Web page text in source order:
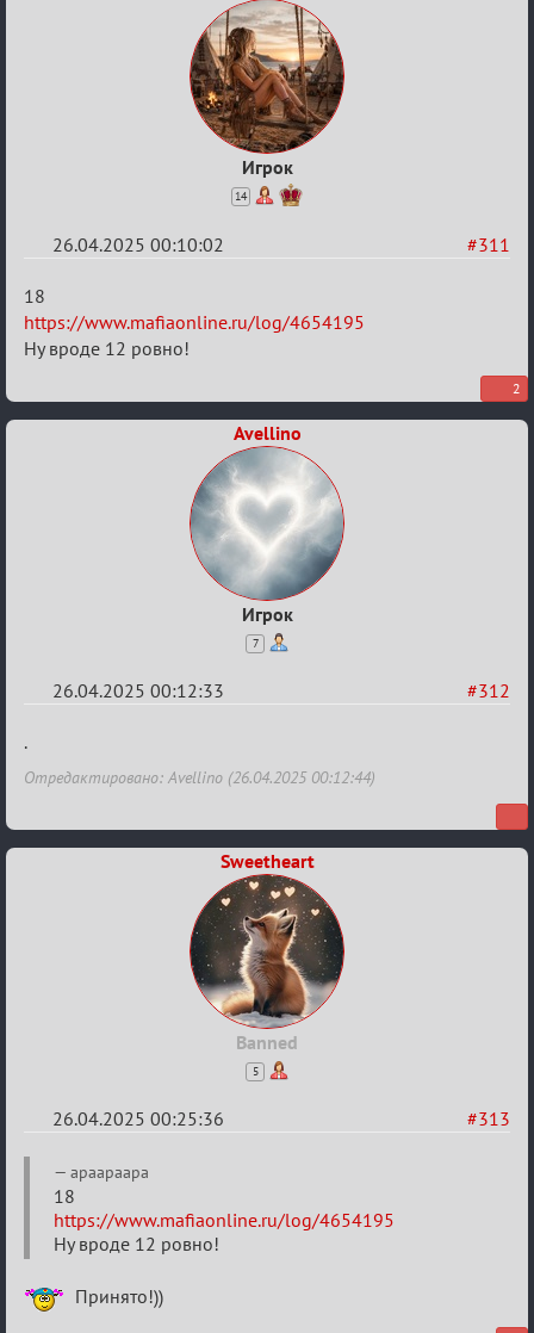
Игрок
14
#311
26.04.2025 00:10:02
Re:
Sweet
⚡Evil
18
https://www.mafiaonline.ru/log/4654195
Ну вроде 12 ровно!
2
Avellino
Игрок
7
#312
26.04.2025 00:12:33
Re:
Sweet
.
Отредактировано: Avellino (26.04.2025 00:12:44)
Sweetheart
Banned
5
#313
26.04.2025 00:25:36
Re:
Sweet
⚡Evil
apaapaapa
18
https://www.mafiaonline.ru/log/4654195
Ну вроде 12 ровно!
Принято!))